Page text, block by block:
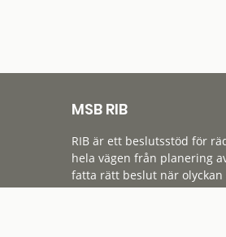
MSB RIB
RIB är ett beslutsstöd för
hela vägen från planering
fatta rätt beslut när olyckan